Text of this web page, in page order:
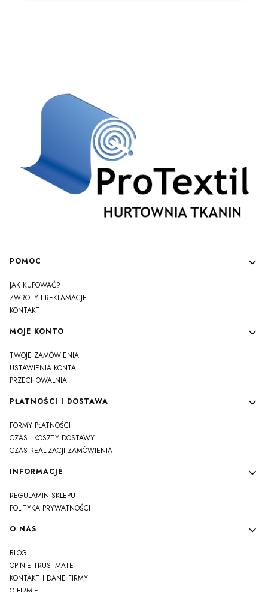
Linki w stopce
POMOC
JAK KUPOWAĆ?
ZWROTY I REKLAMACJE
KONTAKT
MOJE KONTO
TWOJE ZAMÓWIENIA
USTAWIENIA KONTA
PRZECHOWALNIA
PŁATNOŚCI I DOSTAWA
FORMY PŁATNOŚCI
CZAS I KOSZTY DOSTAWY
CZAS REALIZACJI ZAMÓWIENIA
INFORMACJE
REGULAMIN SKLEPU
POLITYKA PRYWATNOŚCI
O NAS
BLOG
OPINIE TRUSTMATE
KONTAKT I DANE FIRMY